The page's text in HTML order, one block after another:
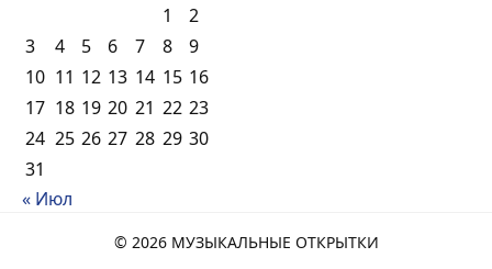
1
2
3
4 5 6 7 8
9
10 11 12 13 14 15 16
17 18 19 20 21 22 23
24 25 26 27 28 29 30
31
« Июл
© 2026 МУЗЫКАЛЬНЫЕ ОТКРЫТКИ